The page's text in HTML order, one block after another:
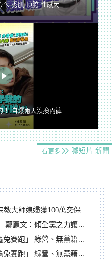
ㄟ 秀肌 頂胯 性感大
！ 自爆兩天沒換內褲
看更多 噓短片 新聞
獲100萬交保...快步奔離不發一語
文：傾全黨之力讓彰化贏
綠營、無黨籍忙否認是烏龜
綠營、無黨籍忙否認是烏龜